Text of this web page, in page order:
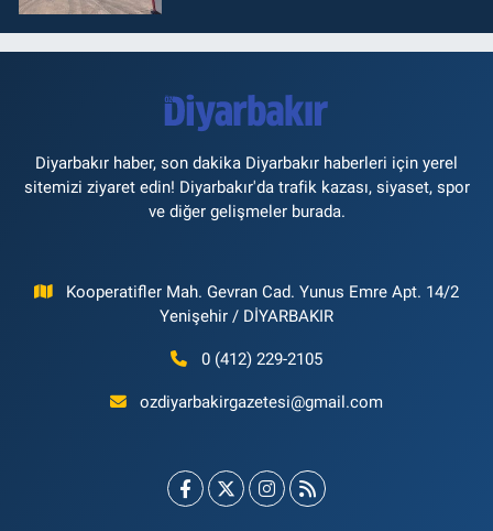
Diyarbakır haber, son dakika Diyarbakır haberleri için yerel
sitemizi ziyaret edin! Diyarbakır'da trafik kazası, siyaset, spor
ve diğer gelişmeler burada.
Kooperatifler Mah. Gevran Cad. Yunus Emre Apt. 14/2
Yenişehir / DİYARBAKIR
0 (412) 229-2105
ozdiyarbakirgazetesi@gmail.com